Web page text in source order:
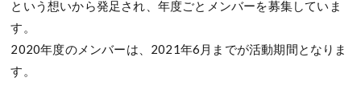
という想いから発足され、年度ごとメンバーを募集していま
す。
2020年度のメンバーは、2021年6月までが活動期間となりま
す。